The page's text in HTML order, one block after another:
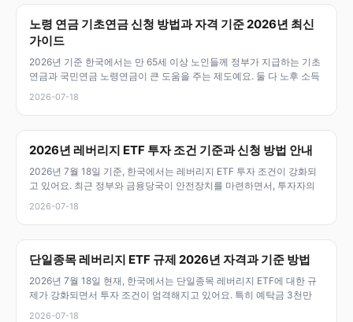
노령 연금 기초연금 신청 방법과 자격 기준 2026년 최신
가이드
2026년 기준 한국에서는 만 65세 이상 노인들께 정부가 지급하는 기초
연금과 국민연금 노령연금이 큰 도움을 주는 제도예요. 둘 다 노후 소득
2026-07-18
2026년 레버리지 ETF 투자 조건 기준과 신청 방법 안내
2026년 7월 18일 기준, 한국에서는 레버리지 ETF 투자 조건이 강화되
고 있어요. 최근 정부와 금융당국이 안전장치를 마련하면서, 투자자의
2026-07-18
단일종목 레버리지 ETF 규제 2026년 자격과 기준 방법
2026년 7월 18일 현재, 한국에서는 단일종목 레버리지 ETF에 대한 규
제가 강화되면서 투자 조건이 엄격해지고 있어요. 특히 예탁금 3천만
2026-07-18